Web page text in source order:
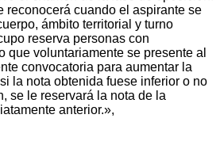
reconocerá cuando el aspirante se
ámbito territorial y turno
reserva personas con
que voluntariamente se presente al
convocatoria para aumentar la
la nota obtenida fuese inferior o no
se le reservará la nota de la
anterior.»,